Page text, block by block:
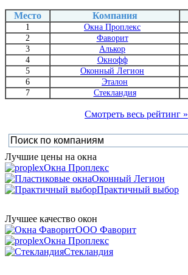
Место Компания
1 Окна Проплекс
2
Фаворит
3
Алькор
4
Окнофф
5
Оконный Легион
6
Эталон
7
Стекландия
Смотреть весь рейтинг »
Лучшие цены на окна
Окна Проплекс
Оконный Легион
Практичный выбор
Лучшее качество окон
ООО Фаворит
Окна Проплекс
Стекландия